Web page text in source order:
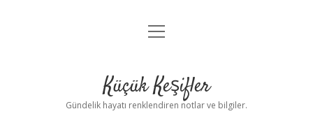
Anasayfa
Yasal Uyarı
menüyü
Küçük Keşifler
Gündelik hayatı renklendiren notlar ve bilgiler.